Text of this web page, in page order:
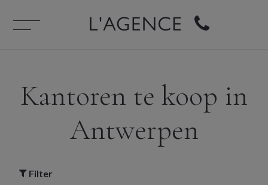
Kantoren te koop in
Antwerpen
Filter